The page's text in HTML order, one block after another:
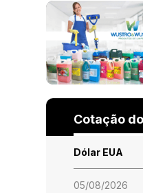
Cotação
Dólar EUA
05/08/2026